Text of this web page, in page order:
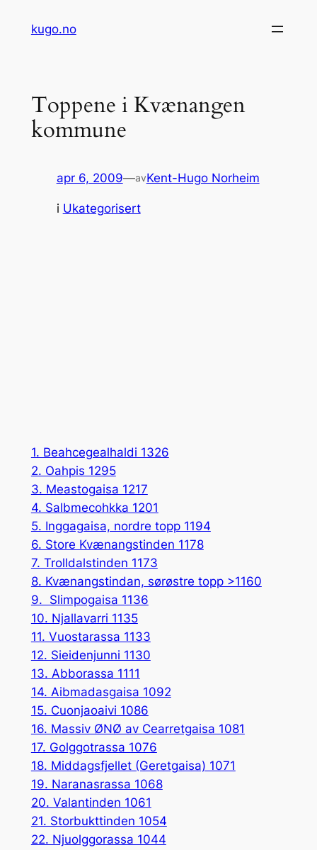
kugo.no
Toppene i Kvænangen
kommune
apr 6, 2009—avKent-Hugo Norheim
i Ukategorisert
1. Beahcegealhaldi 1326
2. Oahpis 1295
3. Meastogaisa 1217
4. Salbmecohkka 1201
5. Inggagaisa, nordre topp 1194
6. Store Kvænangstinden 1178
7. Trolldalstinden 1173
8. Kvænangstindan, sørøstre topp >1160
9. Slimpogaisa 1136
10. Njallavarri 1135
11. Vuostarassa 1133
12. Sieidenjunni 1130
13. Abborassa 1111
14. Aibmadasgaisa 1092
15. Cuonjaoaivi 1086
16. Massiv ØNØ av Cearretgaisa 1081
17. Golggotrassa 1076
18. Middagsfjellet (Geretgaisa) 1071
19. Naranasrassa 1068
20. Valantinden 1061
21. Storbukttinden 1054
22. Njuolggorassa 1044